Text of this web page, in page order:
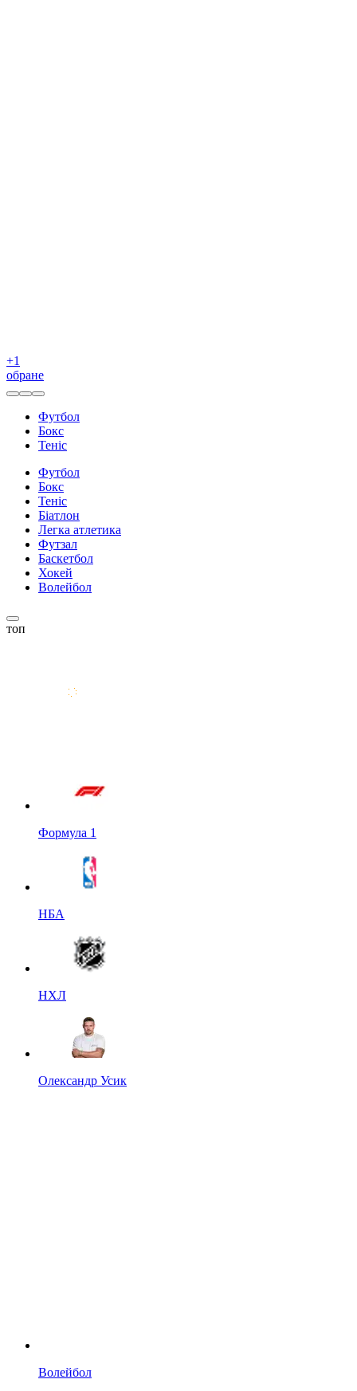
+1
обране
Футбол
Бокс
Теніс
Футбол
Бокс
Теніс
Біатлон
Легка атлетика
Футзал
Баскетбол
Хокей
Волейбол
топ
Формула 1
НБА
НХЛ
Олександр Усик
Волейбол